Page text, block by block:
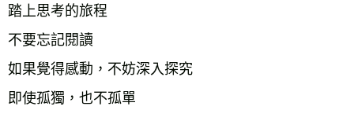
踏上思考的旅程
不要忘記閱讀
如果覺得感動，不妨深入探究
即使孤獨，也不孤單